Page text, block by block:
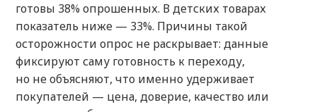
готовы 38% опрошенных. В детских товарах
показатель ниже — 33%. Причины такой
осторожности опрос не раскрывает: данные
фиксируют саму готовность к переходу,
но не объясняют, что именно удерживает
покупателей — цена, доверие, качество или